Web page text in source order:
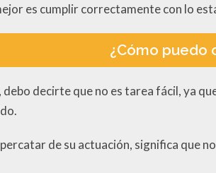
es cumplir correctamente con lo
¿Cómo puedo
decirte que no es tarea fácil, ya
de su actuación, significa que